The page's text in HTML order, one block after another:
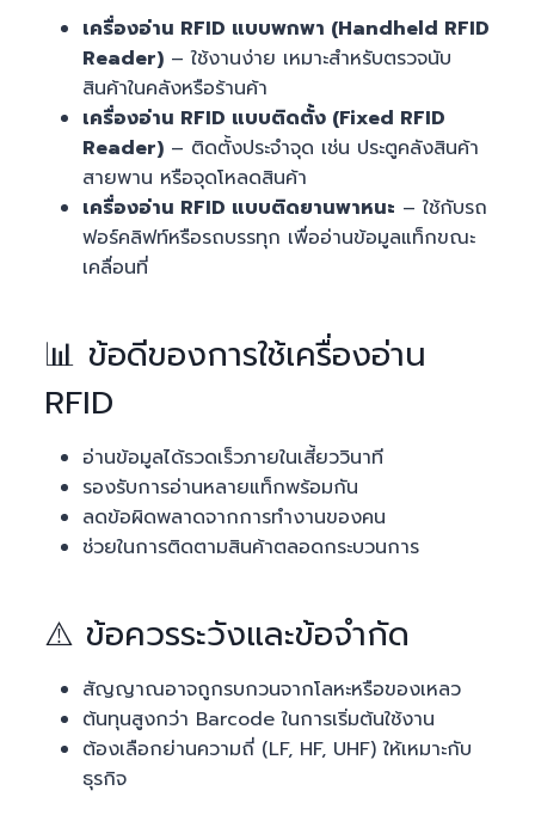
เครื่องอ่าน RFID แบบพกพา (Handheld RFID
Reader) – ใช้งานง่าย เหมาะสำหรับตรวจนับ
สินค้าในคลังหรือร้านค้า
เครื่องอ่าน RFID แบบติดตั้ง (Fixed RFID
Reader) – ติดตั้งประจำจุด เช่น ประตูคลังสินค้า
สายพาน หรือจุดโหลดสินค้า
เครื่องอ่าน RFID แบบติดยานพาหนะ – ใช้กับรถ
ฟอร์คลิฟท์หรือรถบรรทุก เพื่ออ่านข้อมูลแท็กขณะ
เคลื่อนที่
📊 ข้อดีของการใช้เครื่องอ่าน
RFID
อ่านข้อมูลได้รวดเร็วภายในเสี้ยววินาที
รองรับการอ่านหลายแท็กพร้อมกัน
ลดข้อผิดพลาดจากการทำงานของคน
ช่วยในการติดตามสินค้าตลอดกระบวนการ
⚠️ ข้อควรระวังและข้อจำกัด
สัญญาณอาจถูกรบกวนจากโลหะหรือของเหลว
ต้นทุนสูงกว่า Barcode ในการเริ่มต้นใช้งาน
ต้องเลือกย่านความถี่ (LF, HF, UHF) ให้เหมาะกับ
ธุรกิจ